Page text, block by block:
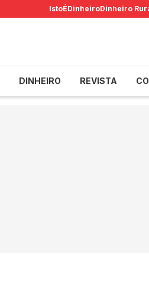
IstoÉDinheiroDinheiro
DINHEIRO REVISTA